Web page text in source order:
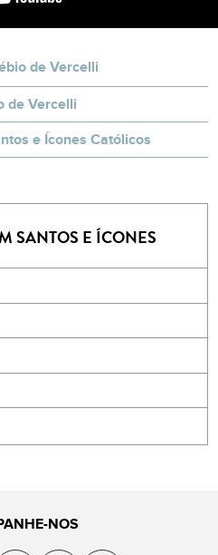
de Vercelli
de Vercelli
e Ícones Católicos
SANTOS E ÍCONES
NOS